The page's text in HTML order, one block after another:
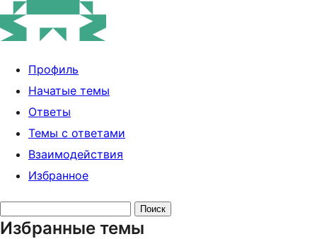
Профиль
Начатые темы
Ответы
Темы с ответами
Взаимодействия
Избранное
тем:
Избранные темы